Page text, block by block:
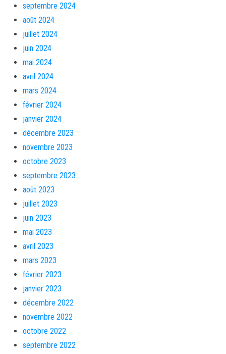
septembre 2024
août 2024
juillet 2024
juin 2024
mai 2024
avril 2024
mars 2024
février 2024
janvier 2024
décembre 2023
novembre 2023
octobre 2023
septembre 2023
août 2023
juillet 2023
juin 2023
mai 2023
avril 2023
mars 2023
février 2023
janvier 2023
décembre 2022
novembre 2022
octobre 2022
septembre 2022